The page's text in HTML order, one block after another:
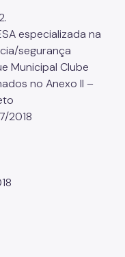
especializada na
segurança
Municipal Clube
no Anexo II –
2018